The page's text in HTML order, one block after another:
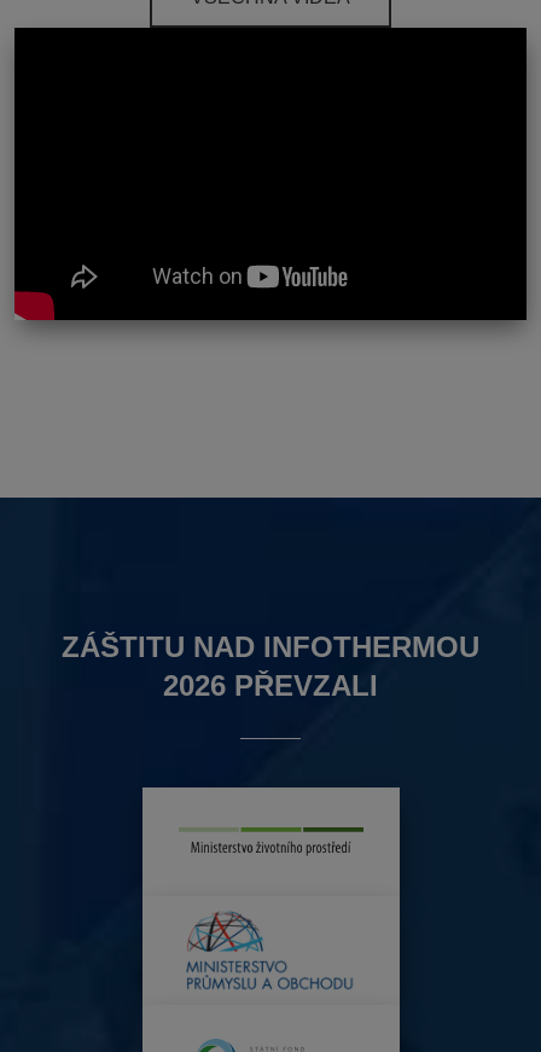
ZÁŠTITU NAD INFOTHERMOU
2026 PŘEVZALI